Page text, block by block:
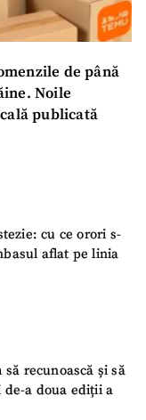
de până
Noile
publicată
cu ce orori s-
aflat pe linia
recunoască și să
a doua ediții a